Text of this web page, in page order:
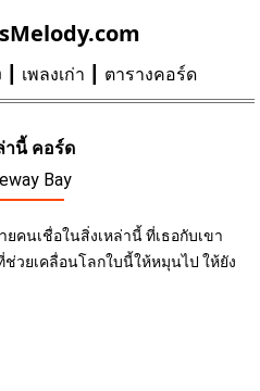
เพลงเก่า ตารางคอร์ด
านี้ คอร์ด
Bay
คนเชื่อในสิ่งเหล่านี้ ที่เธอกับเขา
ช่วยเคลื่อนโลกใบนี้ให้หมุนไป ให้ยัง